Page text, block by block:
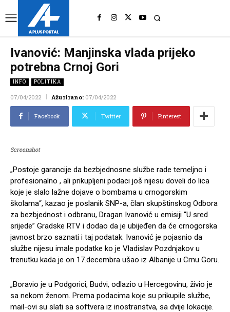
Ivanović: Manjinska vlada prijeko
potrebna Crnoj Gori
INFO POLITIKA
07/04/2022 Ažurirano: 07/04/2022
Facebook Twitter Pinterest
Screenshot
„Postoje garancije da bezbjednosne službe rade temeljno i
profesionalno , ali prikupljeni podaci još nijesu doveli do lica
koje je slalo lažne dojave o bombama u crnogorskim
školama“, kazao je poslanik SNP-a, član skupštinskog Odbora
za bezbjednost i odbranu, Dragan Ivanović u emisiji “U sred
srijede” Gradske RTV i dodao da je ubijeđen da će crnogorska
javnost brzo saznati i taj podatak. Ivanović je pojasnio da
službe nijesu imale podatke ko je Vladislav Pozdnjakov u
trenutku kada je on 17.decembra ušao iz Albanije u Crnu Goru.
„Boravio je u Podgorici, Budvi, odlazio u Hercegovinu, živio je
sa nekom ženom. Prema podacima koje su prikupile službe,
mail-ovi su slati sa softvera iz inostranstva, sa dvije lokacije.